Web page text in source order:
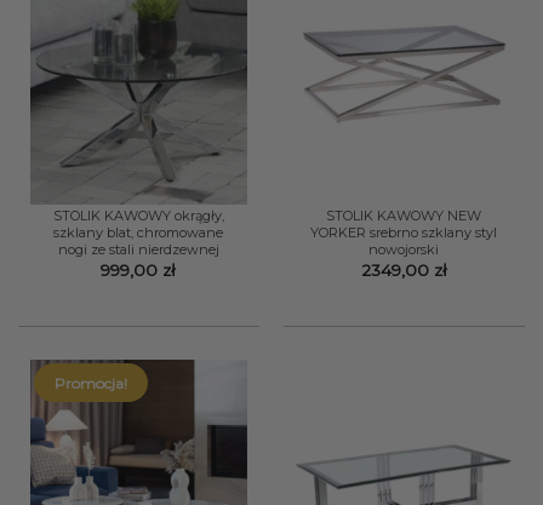
STOLIK KAWOWY okrągły,
szklany blat, chromowane
nogi ze stali nierdzewnej
999,00 zł
STOLIK KAWOWY NEW
YORKER srebrno szklany styl
nowojorski
2349,00 zł
Promocja!